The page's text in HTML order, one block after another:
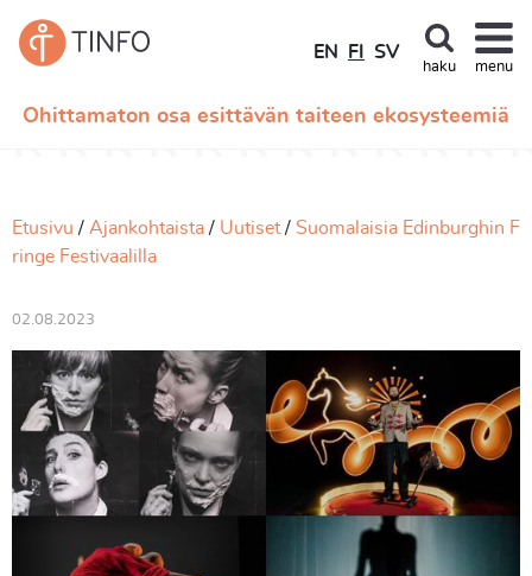
Ohittamaton osa esittävän taiteen ekosysteemiä
EN FI SV
haku menu
Etusivu Ajankohtaista Uutiset
Suomalaisia Edinburghin F
ringe Festivaalilla
02.08.2023